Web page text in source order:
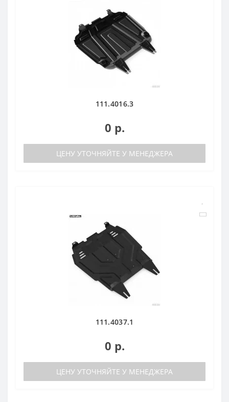
111.4016.3
0 р.
ЦЕНУ УТОЧНЯЙТЕ У МЕНЕДЖЕРА
111.4037.1
0 р.
ЦЕНУ УТОЧНЯЙТЕ У МЕНЕДЖЕРА